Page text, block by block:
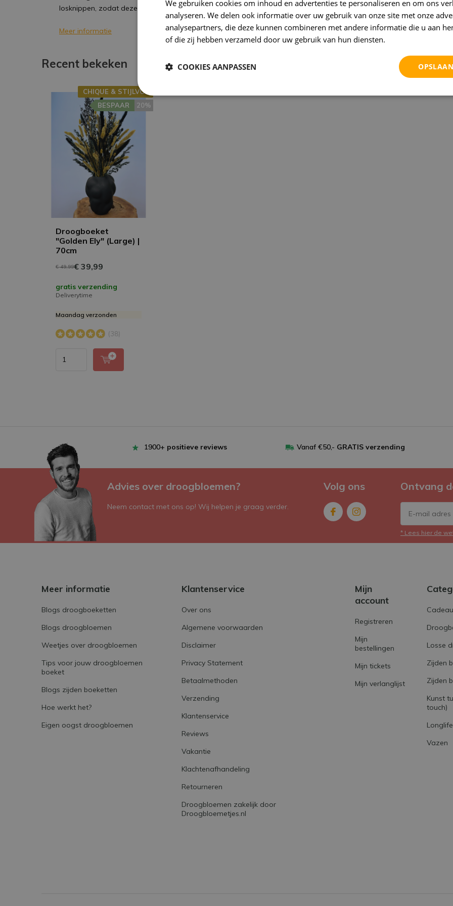
losknippen, zodat deze mooi in de vaas valt.
Meer informatie
SB
Recent bekeken
Droogboeket
"Golden Ely" (Large) |
70cm
CHIQUE & STIJLVOL
20%
BESPAAR
€ 49,99€ 39,99
gratis verzending
Deliverytime
Maandag verzonden
(38)
1900+ positieve reviews Vanaf €50,- GRATIS verzending
Advies over droogbloemen?
Neem contact met ons op! Wij helpen je graag verder.
Volg ons Ontvang
* Lees hier de
Meer informatie
Blogs droogboeketten
Blogs droogbloemen
Weetjes over droogbloemen
Tips voor jouw droogbloemen
boeket
Blogs zijden boeketten
Hoe werkt het?
Eigen oogst droogbloemen
Klantenservice
Over ons
Algemene voorwaarden
Disclaimer
Privacy Statement
Betaalmethoden
Verzending
Klantenservice
Reviews
Vakantie
Klachtenafhandeling
Retourneren
Droogbloemen zakelijk door
Droogbloemetjes.nl
Mijn
account
Registreren
Mijn
bestellingen
Mijn tickets
Mijn verlanglijst
Losse
Zijden
Zijden
Kunst
touch)
Vazen
We gebruiken cookies om inhoud en advertenties te personaliseren en om ons
analyseren. We delen ook informatie over uw gebruik van onze site met onze
analysepartners, die deze kunnen combineren met andere informatie die u aan
of die zij hebben verzameld door uw gebruik van hun diensten.
COOKIES AANPASSEN